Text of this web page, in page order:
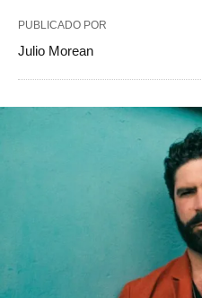
PUBLICADO POR
Julio Morean